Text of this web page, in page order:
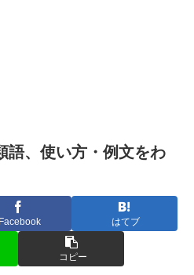
語、使い方・例文をわ
Facebook はてブ
コピー